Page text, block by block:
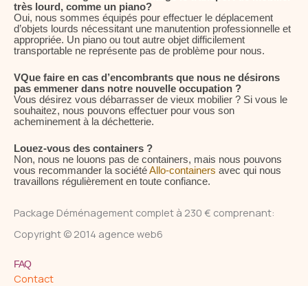
très lourd, comme un piano?
Oui, nous sommes équipés pour effectuer le déplacement
d’objets lourds nécessitant une manutention professionnelle et
appropriée. Un piano ou tout autre objet difficilement
transportable ne représente pas de problème pour nous.
VQue faire en cas d’encombrants que nous ne désirons
pas emmener dans notre nouvelle occupation ?
Vous désirez vous débarrasser de vieux mobilier ? Si vous le
souhaitez, nous pouvons effectuer pour vous son
acheminement à la déchetterie.
Louez-vous des containers ?
Non, nous ne louons pas de containers, mais nous pouvons
vous recommander la sociétéAllo-containers avec qui nous
travaillons régulièrement en toute confiance.
Package Déménagement complet à 230 € comprenant:
Copyright © 2014 agence web6
FAQ
Contact